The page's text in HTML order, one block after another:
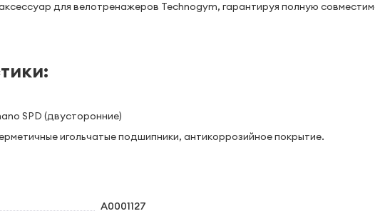
для велотренажеров Technogym, гарантируя полную
SPD (двусторонние)
игольчатые подшипники, антикоррозийное покрытие.
A0001127